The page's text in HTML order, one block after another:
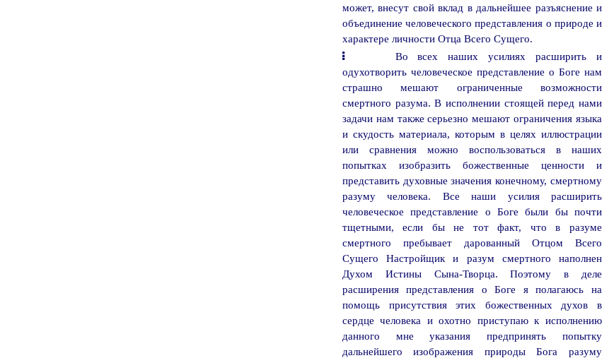
может, внесут свой вклад в дальнейшее разъяснение и
объединение человеческого представления о природе и
характере личности Отца Всего Сущего.
Во всех наших усилиях расширить и
одухотворить человеческое представление о Боге нам
страшно мешают ограниченные возможности
смертного разума. В исполнении стоящей перед нами
задачи нам также серьезно мешают ограничения языка
и скудость материала, которым в целях иллюстрации
или сравнения можно воспользоваться в наших
попытках изобразить божественные ценности и
представить духовные значения конечному, смертному
разуму человека. Все наши усилия расширить
человеческое представление о Боге были бы почти
тщетными, если бы не тот факт, что в разуме
смертного пребывает дарованный Отцом Всего
Сущего Настройщик и разум смертного наполнен
Духом Истины Сына-Творца. Поэтому в деле
расширения представления о Боге я полагаюсь на
помощь присутствия этих божественных духов в
сердце человека и охотно приступаю к исполнению
данного мне указания предпринять попытку
дальнейшего изображения природы Бога разуму